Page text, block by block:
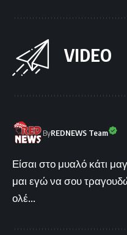
VIDEO
ByREDNEWS Team
Είσαι στο μυαλό κάτι
μαι εγώ να σου
ολέ...